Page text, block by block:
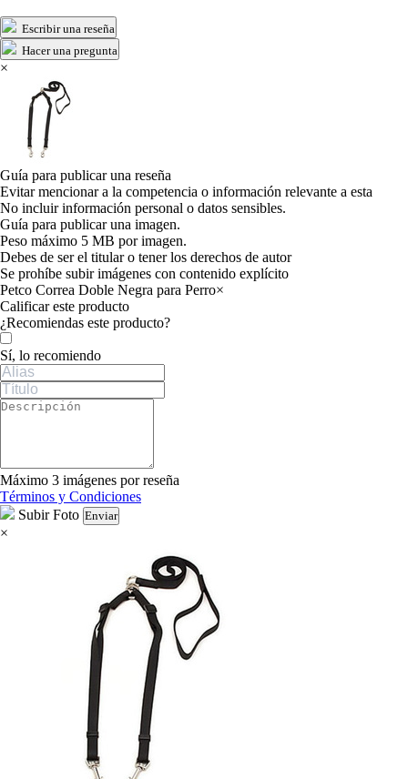
Escribir una reseña
Hacer una pregunta
×
Guía para publicar una reseña
Evitar mencionar a la competencia o información relevante a esta
No incluir información personal o datos sensibles.
Guía para publicar una imagen.
Peso máximo 5 MB por imagen.
Debes de ser el titular o tener los derechos de autor
Se prohíbe subir imágenes con contenido explícito
Petco Correa Doble Negra para Perro×
Calificar este producto
Tu valoración
¿Recomiendas este producto?
Sí, lo recomiendo
Máximo 3 imágenes por reseña
Términos y Condiciones
Subir Foto Enviar
×